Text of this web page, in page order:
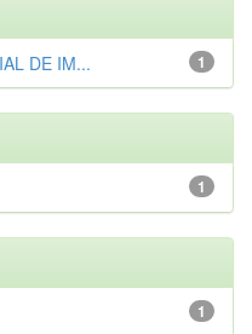
1
DE IM...
1
1